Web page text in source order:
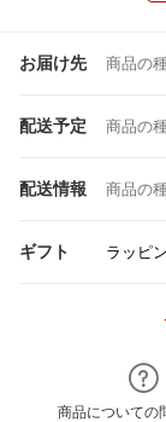
お届け先 商品の
配送予定 商品の
配送情報 商品の
ギフト ラッピ
商品についての